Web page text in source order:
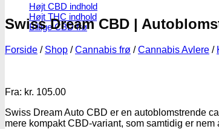
Højt CBD indhold
Højt THC indhold
Billige CBD frø
Swiss Dream CBD |
Forside / Shop / Cannabis frø / Cannabis Avlere /
Fra: kr. 105.00
Swiss Dream Auto CBD er en autoblomstrende
mere kompakt CBD-variant, som samtidig er nem